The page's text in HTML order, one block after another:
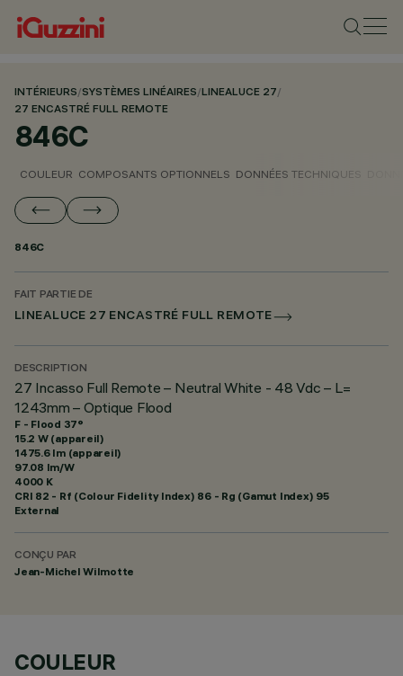
INTÉRIEURS/SYSTÈMES LINÉAIRES/LINEALUCE 27/
27 ENCASTRÉ FULL REMOTE
846C
COULEUR COMPOSANTS OPTIONNELS DONNÉES TECHNIQUES
846C
FAIT PARTIE DE
LINEALUCE 27 ENCASTRÉ FULL REMOTE
DESCRIPTION
27 Incasso Full Remote – Neutral White - 48 Vdc – L=
1243mm – Optique Flood
F - Flood 37°
15.2 W (appareil)
1475.6 lm (appareil)
97.08 lm/W
4000 K
CRI 82 - Rf (Colour Fidelity Index) 86 - Rg (Gamut Index) 95
External
CONÇU PAR
Jean-Michel Wilmotte
COULEUR